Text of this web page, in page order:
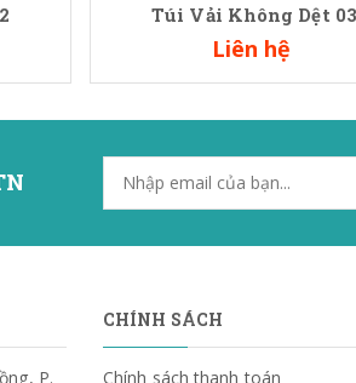
Túi Vải Không Dệt 03
Liên hệ
P.
CHÍNH SÁCH
Chính sách thanh toán